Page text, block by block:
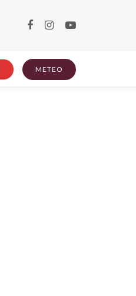
METEO